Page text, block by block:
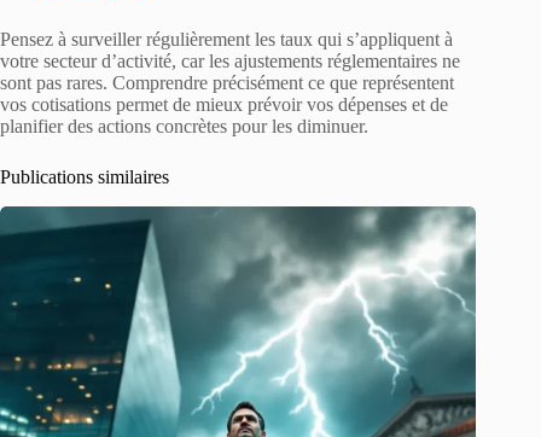
Pensez à surveiller régulièrement les taux qui s’appliquent à
votre secteur d’activité, car les ajustements réglementaires ne
sont pas rares. Comprendre précisément ce que représentent
vos cotisations permet de mieux prévoir vos dépenses et de
planifier des actions concrètes pour les diminuer.
Publications similaires